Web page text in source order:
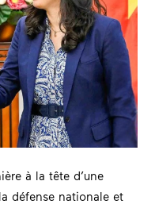
à la tête d’une
défense nationale et